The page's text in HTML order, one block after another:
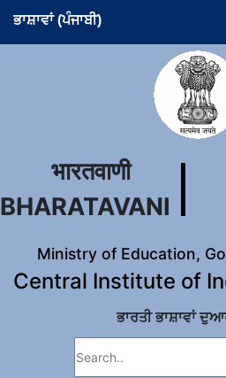
ਭਾਸ਼ਾਵਾਂ (ਪੰਜਾਬੀ)
भारतवाणी
BHARATAVANI
Ministry of Education,
Central Institute of
ਭਾਰਤੀ ਭਾਸ਼ਾਵਾਂ